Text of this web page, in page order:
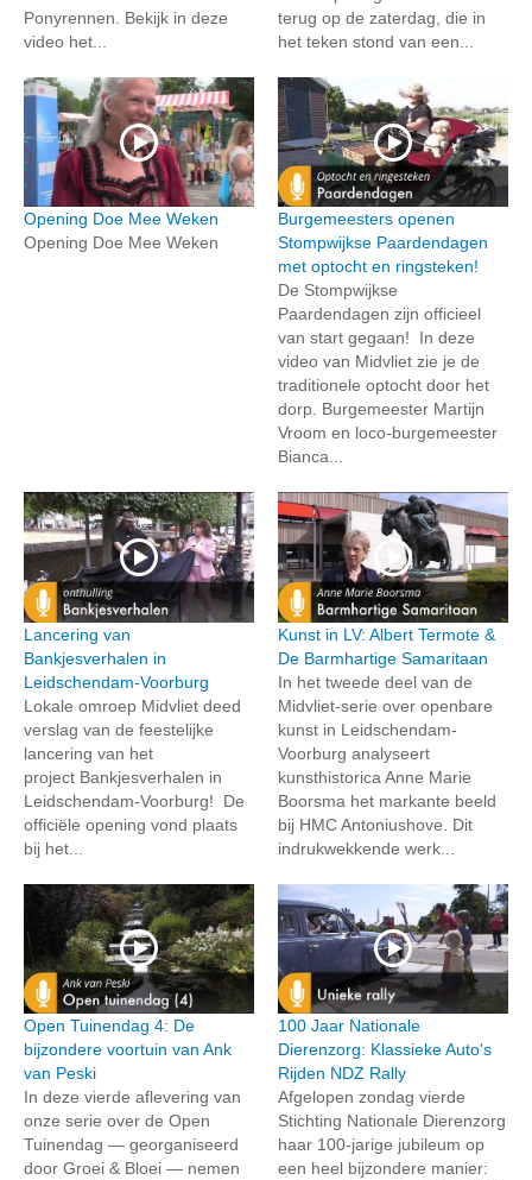
Ponyrennen. Bekijk in deze
video het...
terug op de zaterdag, die in
het teken stond van een...
Opening Doe Mee Weken
Opening Doe Mee Weken
Burgemeesters openen
Stompwijkse Paardendagen
met optocht en ringsteken!
De Stompwijkse
Paardendagen zijn officieel
van start gegaan! In deze
video van Midvliet zie je de
traditionele optocht door het
dorp. Burgemeester Martijn
Vroom en loco-burgemeester
Bianca...
Lancering van
Bankjesverhalen in
Leidschendam-Voorburg
Lokale omroep Midvliet deed
verslag van de feestelijke
lancering van het
project Bankjesverhalen in
Leidschendam-Voorburg! De
officiële opening vond plaats
bij het...
Kunst in LV: Albert Termote &
De Barmhartige Samaritaan
In het tweede deel van de
Midvliet-serie over openbare
kunst in Leidschendam-
Voorburg analyseert
kunsthistorica Anne Marie
Boorsma het markante beeld
bij HMC Antoniushove. Dit
indrukwekkende werk...
Open Tuinendag 4: De
bijzondere voortuin van Ank
van Peski
In deze vierde aflevering van
onze serie over de Open
Tuinendag — georganiseerd
door Groei & Bloei — nemen
100 Jaar Nationale
Dierenzorg: Klassieke Auto's
Rijden NDZ Rally
Afgelopen zondag vierde
Stichting Nationale Dierenzorg
haar 100-jarige jubileum op
een heel bijzondere manier: